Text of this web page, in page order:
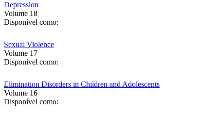
Depression
Volume 18
Disponível como:
Sexual Violence
Volume 17
Disponível como:
Elimination Disorders in Children and Adolescents
Volume 16
Disponível como: